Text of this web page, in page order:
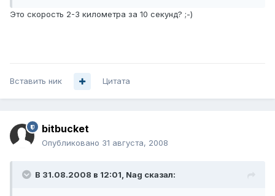
Это скорость 2-3 километра за 10 секунд? ;-)
Вставить ник Цитата
bitbucket
Опубликовано 31 августа, 2008
В 31.08.2008 в 12:01, Nag сказал: